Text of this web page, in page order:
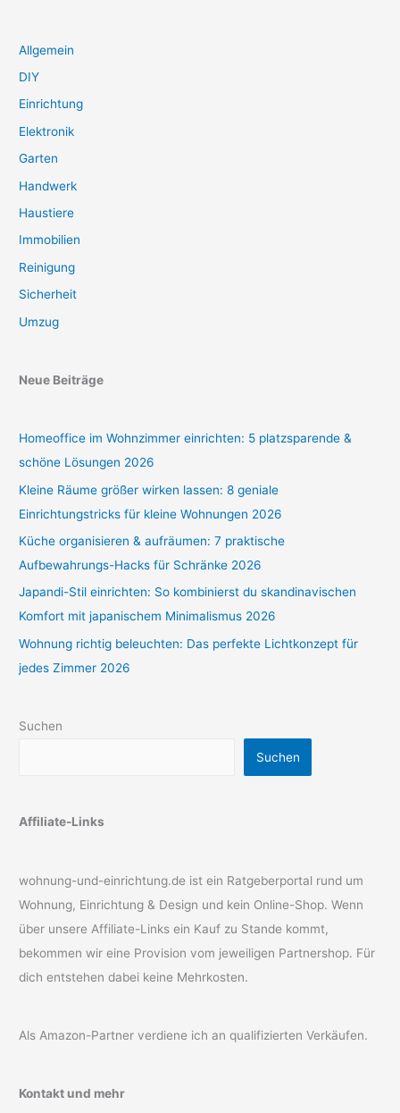
Allgemein
DIY
Einrichtung
Elektronik
Garten
Handwerk
Haustiere
Immobilien
Reinigung
Sicherheit
Umzug
Neue Beiträge
Homeoffice im Wohnzimmer einrichten: 5 platzsparende &
schöne Lösungen 2026
Kleine Räume größer wirken lassen: 8 geniale
Einrichtungstricks für kleine Wohnungen 2026
Küche organisieren & aufräumen: 7 praktische
Aufbewahrungs-Hacks für Schränke 2026
Japandi-Stil einrichten: So kombinierst du skandinavischen
Komfort mit japanischem Minimalismus 2026
Wohnung richtig beleuchten: Das perfekte Lichtkonzept für
jedes Zimmer 2026
Suchen
Suchen
Affiliate-Links
wohnung-und-einrichtung.de ist ein Ratgeberportal rund um
Wohnung, Einrichtung & Design und kein Online-Shop. Wenn
über unsere Affiliate-Links ein Kauf zu Stande kommt,
bekommen wir eine Provision vom jeweiligen Partnershop. Für
dich entstehen dabei keine Mehrkosten.
Als Amazon-Partner verdiene ich an qualifizierten Verkäufen.
Kontakt und mehr